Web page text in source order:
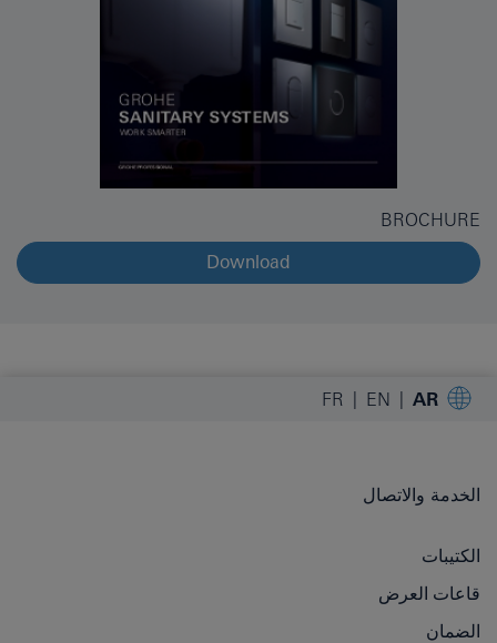
BROCHURE
Download
AR
EN
FR
الخدمة والاتصال
الكتيبات
قاعات العرض
الضمان